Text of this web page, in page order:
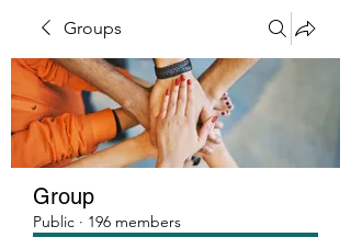
Groups
Group
Public · 196 members